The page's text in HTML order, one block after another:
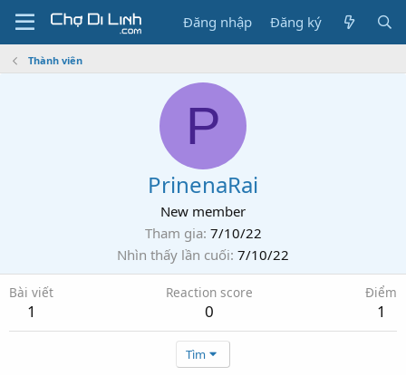
Đăng nhập Đăng ký
Thành viên
P
PrinenaRai
New member
Tham gia 7/10/22
Nhìn thấy lần cuối 7/10/22
Bài viết
1
Reaction score
0
Điểm
1
Tìm